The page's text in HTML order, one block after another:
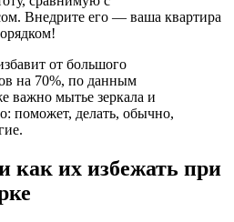
Внедрите его — ваша квартира
от большого
на 70%, по данным
важно мытье зеркала и
поможет, делать, обычно,
как их избежать при